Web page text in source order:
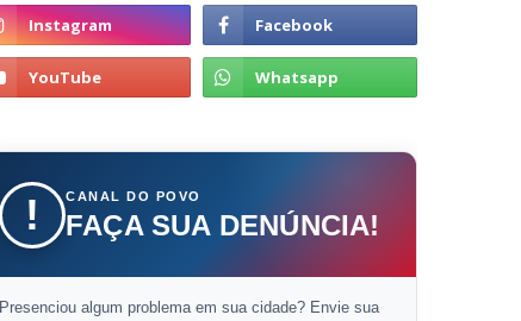
! CANAL DO POVO
FAÇA SUA DENÚNCIA!
Presenciou algum problema em sua cidade? Envie sua